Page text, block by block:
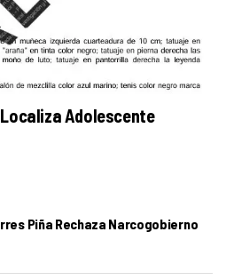
Adolescente
Piña Rechaza Narcogobierno